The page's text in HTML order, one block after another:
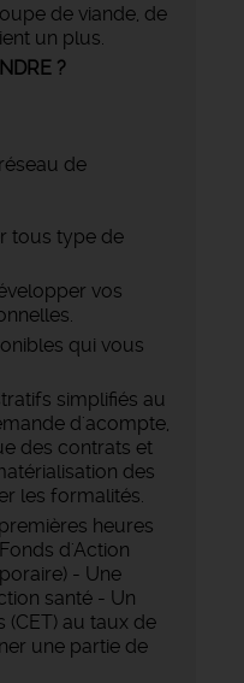
de viande, de
un plus.
?
de
tous type de
vos
qui vous
simplifiés au
d'acompte,
des contrats et
des
les formalités.
heures
d'Action
- Une
santé - Un
au taux de
une partie de